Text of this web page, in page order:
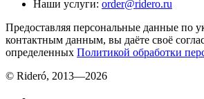
Наши услуги: order@ridero.ru
Предоставляя персональные данные по
контактным данным, вы даёте своё
определенных Политикой обработки
© Rideró, 2013—2026